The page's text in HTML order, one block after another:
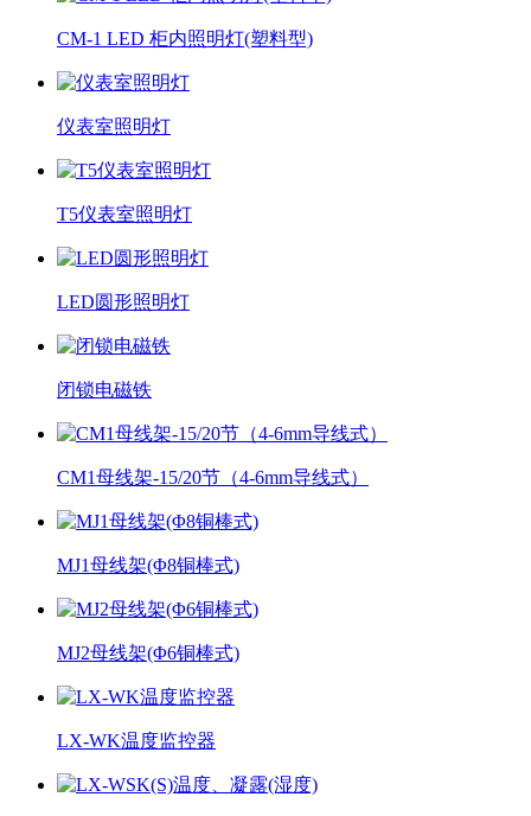
CM-1 LED 柜内照明灯(塑料型)
仪表室照明灯
T5仪表室照明灯
LED圆形照明灯
闭锁电磁铁
CM1母线架-15/20节（4-6mm导线式）
MJ1母线架(Φ8铜棒式)
MJ2母线架(Φ6铜棒式)
LX-WK温度监控器